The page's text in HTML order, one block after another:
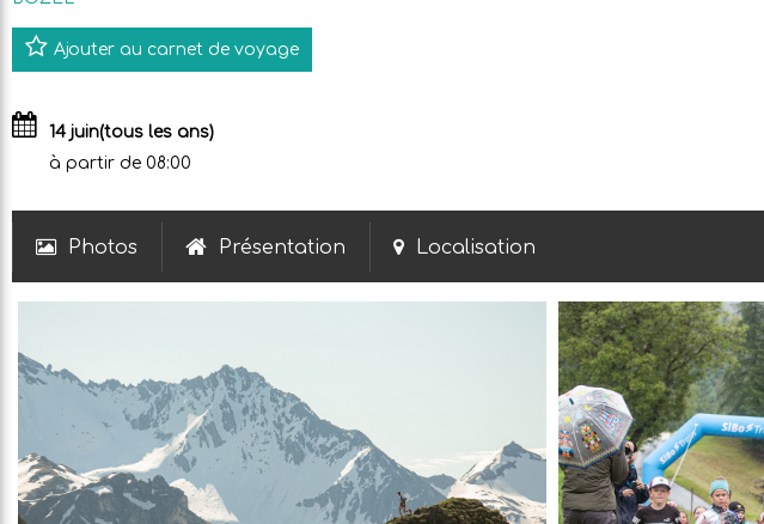
Ajouter au carnet de voyage
14 juin(tous les ans)
à partir de 08:00
Photos Présentation Localisation